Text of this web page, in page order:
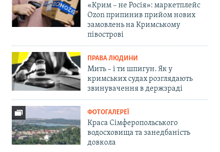
«Крим – не Росія»: маркетплейс
Ozon припинив прийом нових
замовлень на Кримському
півострові
ПРАВА ЛЮДИНИ
Мить – і ти шпигун. Як у
кримських судах розглядають
звинувачення в держзраді
ФОТОГАЛЕРЕЇ
Краса Сімферопольського
водосховища та занедбаність
довкола